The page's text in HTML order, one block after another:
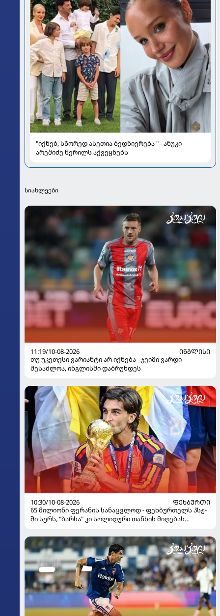
"იქნებ, სწორედ ასეთია ბედნიერება " - ანუკი
არეშიძე წერილს აქვეყნებს
სიახლეები
11:19/10-08-2026
ᲘᲜᲒᲚᲘᲡᲘ
თუ უკეთესი ვარიანტი არ იქნება - ჯეიმი ვარდი
შესაძლოა, ინგლისში დაბრუნდეს
10:30/10-08-2026
ᲤᲔᲮᲑᲣᲠᲗᲘ
65 მილიონი ფერანის სანაცვლოდ - ფეხბურთელს პსჟ-
ში სურს, "ბარსა" კი სოლიდური თანხის მიღებას